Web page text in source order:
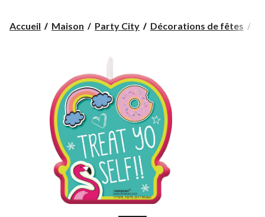
Accueil Maison Party City Décorations de fêtes